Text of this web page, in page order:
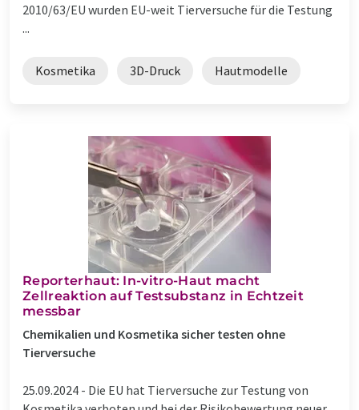
2010/63/EU wurden EU-weit Tierversuche für die Testung
...
Kosmetika 3D-Druck Hautmodelle
Reporterhaut: In-vitro-Haut macht
Zellreaktion auf Testsubstanz in Echtzeit
messbar
Chemikalien und Kosmetika sicher testen ohne
Tierversuche
25.09.2024 - Die EU hat Tierversuche zur Testung von